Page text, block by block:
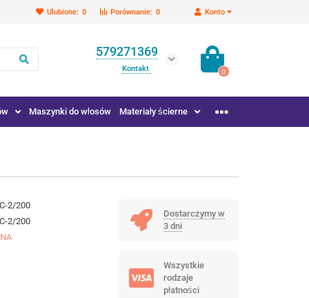
Konto
Porównanie: 0
Ulubione: 0
579271369
Kontakt 0
Maszynki do włosów Materiały ścierne
2/200
2/200
Dostarczymy w
3 dni
Wszystkie
rodzaje
płatności